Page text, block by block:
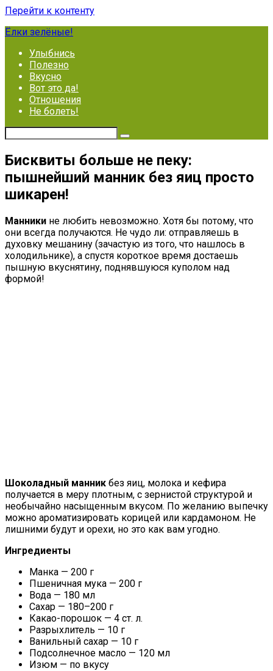
Перейти к контенту
Ёлки зелёные!
Улыбнись
Полезно
Вкусно
Вот это да!
Отношения
Не болеть!
Бисквиты больше не пеку:
пышнейший манник без яиц просто
шикарен!
Манники не любить невозможно. Хотя бы потому, что
они всегда получаются. Не чудо ли: отправляешь в
духовку мешанину (зачастую из того, что нашлось в
холодильнике), а спустя короткое время достаешь
пышную вкуснятину, поднявшуюся куполом над
формой!
Шоколадный манник без яиц, молока и кефира
получается в меру плотным, с зернистой структурой и
необычайно насыщенным вкусом. По желанию выпечку
можно ароматизировать корицей или кардамоном. Не
лишними будут и орехи, но это как вам угодно.
Ингредиенты
Манка — 200 г
Пшеничная мука — 200 г
Вода — 180 мл
Сахар — 180–200 г
Какао-порошок — 4 ст. л.
Разрыхлитель — 10 г
Ванильный сахар — 10 г
Подсолнечное масло — 120 мл
Изюм — по вкусу